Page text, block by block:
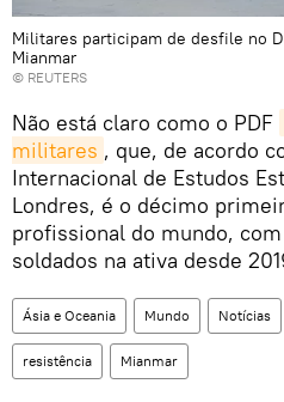
Militares participam de desfile no
Mianmar
© REUTERS
Não está claro como o PDF
militares , que, de acordo
Internacional de Estudos
Londres, é o décimo
profissional do mundo,
soldados na ativa desde
Ásia e Oceania Mundo Notícias
resistência Mianmar